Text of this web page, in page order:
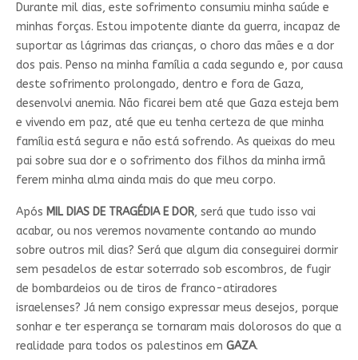
Durante mil dias, este sofrimento consumiu minha saúde e
minhas forças. Estou impotente diante da guerra, incapaz de
suportar as lágrimas das crianças, o choro das mães e a dor
dos pais. Penso na minha família a cada segundo e, por causa
deste sofrimento prolongado, dentro e fora de Gaza,
desenvolvi anemia. Não ficarei bem até que Gaza esteja bem
e vivendo em paz, até que eu tenha certeza de que minha
família está segura e não está sofrendo. As queixas do meu
pai sobre sua dor e o sofrimento dos filhos da minha irmã
ferem minha alma ainda mais do que meu corpo.
Após MIL DIAS DE TRAGÉDIA E DOR, será que tudo isso vai
acabar, ou nos veremos novamente contando ao mundo
sobre outros mil dias? Será que algum dia conseguirei dormir
sem pesadelos de estar soterrado sob escombros, de fugir
de bombardeios ou de tiros de franco-atiradores
israelenses? Já nem consigo expressar meus desejos, porque
sonhar e ter esperança se tornaram mais dolorosos do que a
realidade para todos os palestinos em GAZA.